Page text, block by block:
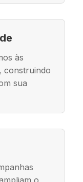
às
construindo
sua
o